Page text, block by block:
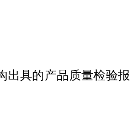
出具的产品质量检验报